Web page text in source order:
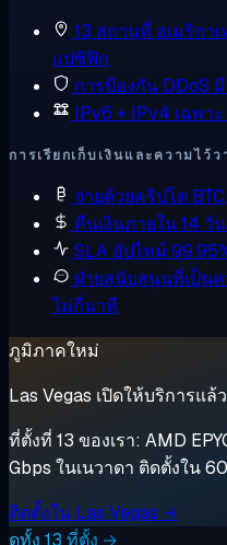
13 สถานที่ อเมริกา
แปซิฟิก
การป้องกัน DDoS
IPv6 + IPv4 เฉพาะ
การเรียกเก็บเงินและความไว้ว
จ่ายด้วยคริปโต
คืนเงินภายใน 14 วัน
SLA อัปไทม์
ฝ่ายสนับสนุนที่เป็น
ไม่กี่นาที
ภูมิภาคใหม่
Las Vegas เปิดให้บริการแล้ว
ที่ตั้งที่ 13 ของเรา: AMD
Gbps ในเนวาดา ติดตั้งใน
ติดตั้งใน Las Vegas →
ดูทั้ง 13 ที่ตั้ง →